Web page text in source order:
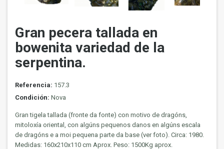
Gran pecera tallada en
bowenita variedad de la
serpentina.
Referencia: 157.3
Condición: Nova
Gran tigela tallada (fronte da fonte) con motivo de dragóns,
mitoloxía oriental, con algúns pequenos danos en algúns escala
de dragóns e a moi pequena parte da base (ver foto). Circa: 1980.
Medidas: 160x210x110 cm Aprox. Peso: 1500Kg aprox.